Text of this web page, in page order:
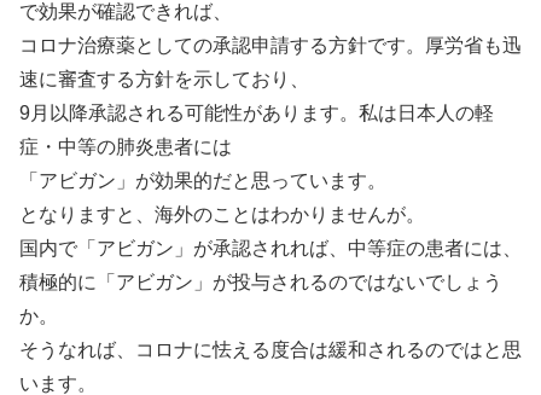
で効果が確認できれば、
コロナ治療薬としての承認申請する方針です。厚労省も迅
速に審査する方針を示しており、
9月以降承認される可能性があります。私は日本人の軽
症・中等の肺炎患者には
「アビガン」が効果的だと思っています。
となりますと、海外のことはわかりませんが。
国内で「アビガン」が承認されれば、中等症の患者には、
積極的に「アビガン」が投与されるのではないでしょう
か。
そうなれば、コロナに怯える度合は緩和されるのではと思
います。